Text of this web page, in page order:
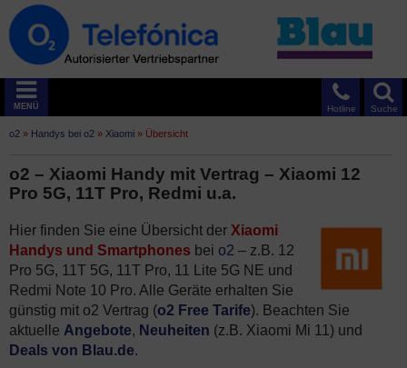
Suche
Hotline
MENÜ
o2 » Handys bei o2 » Xiaomi » Übersicht
o2 – Xiaomi Handy mit Vertrag – Xiaomi 12
Pro 5G, 11T Pro, Redmi u.a.
Hier finden Sie eine Übersicht der Xiaomi
Handys und Smartphones bei o2 – z.B. 12
Pro 5G, 11T 5G, 11T Pro, 11 Lite 5G NE und
Redmi Note 10 Pro. Alle Geräte erhalten Sie
günstig mit o2 Vertrag (o2 Free Tarife). Beachten Sie
aktuelle Angebote, Neuheiten (z.B. Xiaomi Mi 11) und
Deals von Blau.de.